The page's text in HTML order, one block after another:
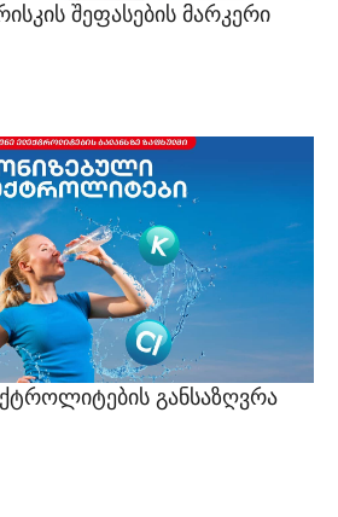
შეფასების მარკერი
განსაზღვრა